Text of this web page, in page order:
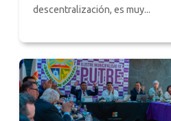
descentralización, es muy...